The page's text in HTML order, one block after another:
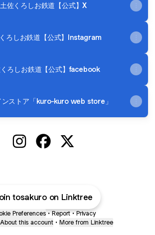
土佐くろしお鉄道【公式】X
ろしお鉄道【公式】Instagram
ろしお鉄道【公式】facebook
ンストア「kuro-kuro web store」
tosakuro on Linktree
Preferences • Report • Privacy
About this account • More from Linktree